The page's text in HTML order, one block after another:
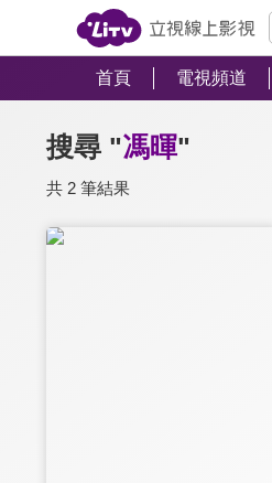
首頁 電視頻道
搜尋 "馮暉"
共 2 筆結果